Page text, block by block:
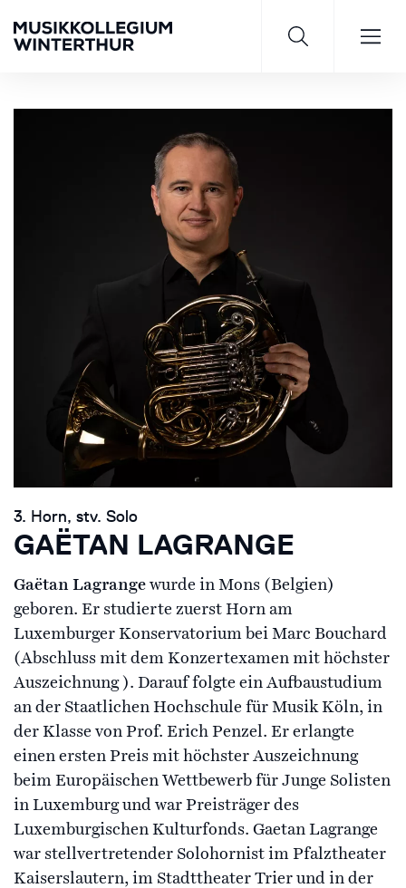
Saisonprogramm 26/27
JETZT ENTDECKEN
3. Horn, stv. Solo
GAËTAN LAGRANGE
Gaëtan Lagrange wurde in Mons (Belgien)
geboren. Er studierte zuerst Horn am
Luxemburger Konservatorium bei Marc Bouchard
(Abschluss mit dem Konzertexamen mit höchster
Auszeichnung ). Darauf folgte ein Aufbaustudium
an der Staatlichen Hochschule für Musik Köln, in
der Klasse von Prof. Erich Penzel. Er erlangte
einen ersten Preis mit höchster Auszeichnung
beim Europäischen Wettbewerb für Junge Solisten
in Luxemburg und war Preisträger des
Luxemburgischen Kulturfonds. Gaetan Lagrange
war stellvertretender Solohornist im Pfalztheater
Kaiserslautern, im Stadttheater Trier und in der